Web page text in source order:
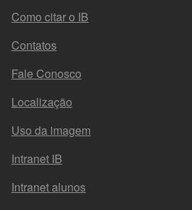
FOOTER MENU
Como citar o IB
Contatos
Fale Conosco
Localização
Uso da imagem
Intranet IB
Intranet alunos